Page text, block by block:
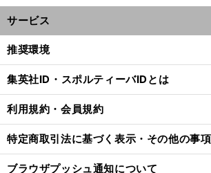
サービス
推奨環境
集英社ID・スポルティーバIDとは
利用規約・会員規約
特定商取引法に基づく表示・その他の事項
ブラウザプッシュ通知について